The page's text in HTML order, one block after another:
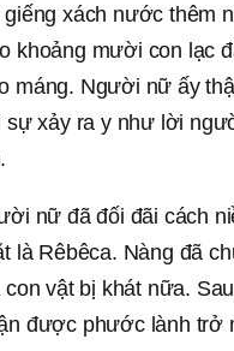
giếng xách nước thêm
khoảng mười con lạc
máng. Người nữ ấy
sự xảy ra y như lời
nữ đã đối đãi cách
là Rêbêca. Nàng đã
vật bị khát nữa.
được phước lành trở